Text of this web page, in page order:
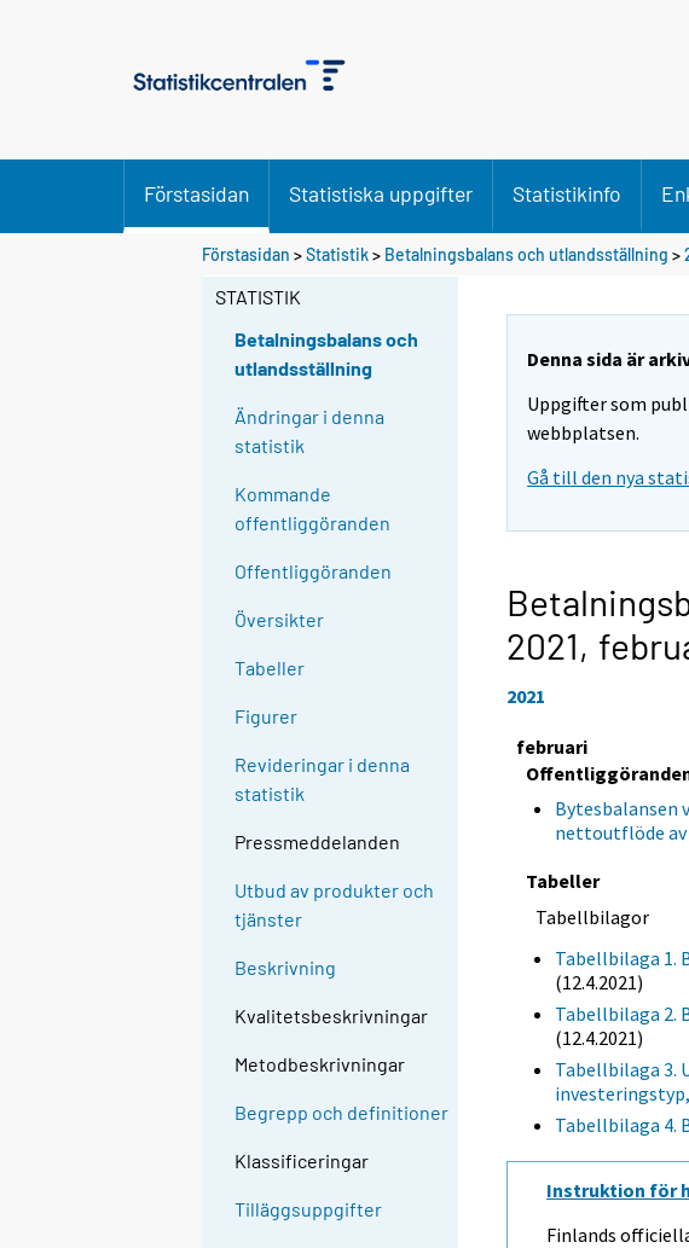
Förstasidan Statistiska uppgifter Statistikinfo
Förstasidan >Statistik> Betalningsbalans och utlandsställning >
STATISTIK
Betalningsbalans och
utlandsställning
Ändringar i denna
statistik
Kommande
offentliggöranden
Offentliggöranden
Översikter
Tabeller
Figurer
Revideringar i denna
statistik
Pressmeddelanden
Utbud av produkter och
tjänster
Beskrivning
Kvalitetsbeskrivningar
Metodbeskrivningar
Begrepp och definitioner
Klassificeringar
Tilläggsuppgifter
Denna sida är
Uppgifter som
webbplatsen.
Gå till den nya
2021,
2021
februari
Bytesbalansen
nettoutflöde
Tabeller
Tabellbilagor
Tabellbilaga 1.
(12.4.2021)
Tabellbilaga 2.
(12.4.2021)
Tabellbilaga 3.
Tabellbilaga 4.
Instruktion för
Finlands